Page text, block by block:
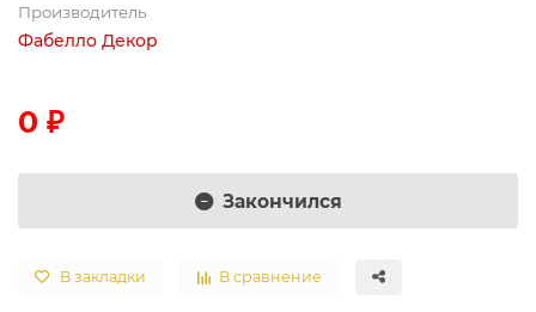
Производитель
Фабелло Декор
0 ₽
Закончился
В закладки В сравнение